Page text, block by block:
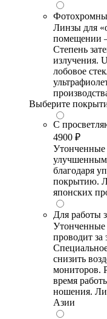
Линзы для
помещении
Степень
излучения.
лобовое
Выберите
С
4900 ₽
Утонченные
благодаря
покрытию.
японских
Для работы
Утонченные
проводит
снизить
мониторов.
время
ношения.
Азии